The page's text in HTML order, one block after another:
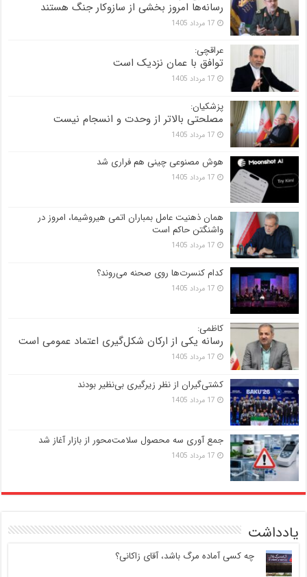
رسانه‌ها امروز بخشی از سازوکار جنگ هستند
17 مرداد 1405
عراقچی:
توافق با عمان نزدیک است
17 مرداد 1405
پزشکیان:
مصلحتی بالاتر از وحدت و انسجام نیست
17 مرداد 1405
هوش مصنوعی چینی هم فراری شد
17 مرداد 1405
همان ذهنیت عامل بمباران اتمی هیروشیما، امروز در
واشنگتن حاکم است
17 مرداد 1405
کدام کنسرت‌ها روی صحنه می‌روند؟
17 مرداد 1405
کاظمی:
رسانه یکی از ارکان شکل‌گیری اعتماد عمومی است
17 مرداد 1405
کشتی‌گیران از نظر زیرگیری بی‌نظیر بودند
17 مرداد 1405
جمع آوری سه محصول سلامت‌محور از بازار آغاز شد
17 مرداد 1405
یادداشت
‍ چه کسی آماده مرگ باشد، آقای زاکانی؟